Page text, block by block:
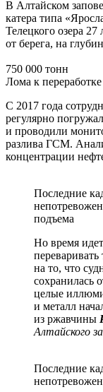
В Алтайском
катера типа
Телецкого озера 27
от берега, на
750 000 тонн
Лома к переработке
С 2017 года
регулярно
и проводили
разлива ГСМ.
концентрации
Последние
подъема
Но время
на то, что
сохранилась
целые
и металл
из ржавчины
Алтайского
Последние